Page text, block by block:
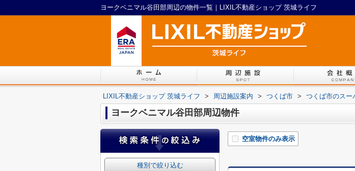
ヨークベニマル谷田部周辺の物件一覧｜LIXIL不動産ショップ 茨城ライフ
LIXIL不動産ショップ 茨城ライフ > 周辺施設案内 > つくば市 > つくば市のスー
ヨークベニマル谷田部周辺物件
空室物件のみ表示
種別で絞り込む